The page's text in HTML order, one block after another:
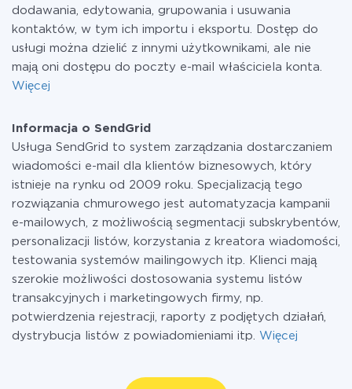
dodawania, edytowania, grupowania i usuwania
kontaktów, w tym ich importu i eksportu. Dostęp do
usługi można dzielić z innymi użytkownikami, ale nie
mają oni dostępu do poczty e-mail właściciela konta.
Więcej
Informacja o SendGrid
Usługa SendGrid to system zarządzania dostarczaniem
wiadomości e-mail dla klientów biznesowych, który
istnieje na rynku od 2009 roku. Specjalizacją tego
rozwiązania chmurowego jest automatyzacja kampanii
e-mailowych, z możliwością segmentacji subskrybentów,
personalizacji listów, korzystania z kreatora wiadomości,
testowania systemów mailingowych itp. Klienci mają
szerokie możliwości dostosowania systemu listów
transakcyjnych i marketingowych firmy, np.
potwierdzenia rejestracji, raporty z podjętych działań,
dystrybucja listów z powiadomieniami itp. Więcej